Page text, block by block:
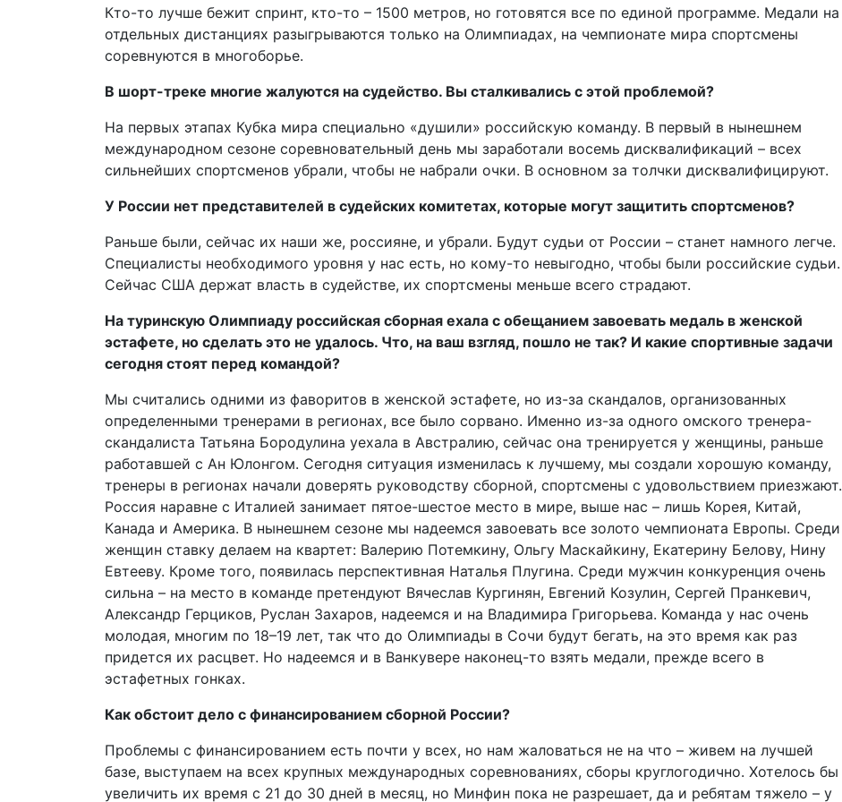
Кто-то лучше бежит спринт, кто-то – 1500 метров, но готовятся все по единой программе. Медали на
отдельных дистанциях разыгрываются только на Олимпиадах, на чемпионате мира спортсмены
соревнуются в многоборье.
В шорт-треке многие жалуются на судейство. Вы сталкивались с этой проблемой?
На первых этапах Кубка мира специально «душили» российскую команду. В первый в нынешнем
международном сезоне соревновательный день мы заработали восемь дисквалификаций – всех
сильнейших спортсменов убрали, чтобы не набрали очки. В основном за толчки дисквалифицируют.
У России нет представителей в судейских комитетах, которые могут защитить спортсменов?
Раньше были, сейчас их наши же, россияне, и убрали. Будут судьи от России – станет намного легче.
Специалисты необходимого уровня у нас есть, но кому-то невыгодно, чтобы были российские судьи.
Сейчас США держат власть в судействе, их спортсмены меньше всего страдают.
На туринскую Олимпиаду российская сборная ехала с обещанием завоевать медаль в женской
эстафете, но сделать это не удалось. Что, на ваш взгляд, пошло не так? И какие спортивные задачи
сегодня стоят перед командой?
Мы считались одними из фаворитов в женской эстафете, но из-за скандалов, организованных
определенными тренерами в регионах, все было сорвано. Именно из-за одного омского тренера-
скандалиста Татьяна Бородулина уехала в Австралию, сейчас она тренируется у женщины, раньше
работавшей с Ан Юлонгом. Сегодня ситуация изменилась к лучшему, мы создали хорошую команду,
тренеры в регионах начали доверять руководству сборной, спортсмены с удовольствием приезжают.
Россия наравне с Италией занимает пятое-шестое место в мире, выше нас – лишь Корея, Китай,
Канада и Америка. В нынешнем сезоне мы надеемся завоевать все золото чемпионата Европы. Среди
женщин ставку делаем на квартет: Валерию Потемкину, Ольгу Маскайкину, Екатерину Белову, Нину
Евтееву. Кроме того, появилась перспективная Наталья Плугина. Среди мужчин конкуренция очень
сильна – на место в команде претендуют Вячеслав Кургинян, Евгений Козулин, Сергей Пранкевич,
Александр Герциков, Руслан Захаров, надеемся и на Владимира Григорьева. Команда у нас очень
молодая, многим по 18–19 лет, так что до Олимпиады в Сочи будут бегать, на это время как раз
придется их расцвет. Но надеемся и в Ванкувере наконец-то взять медали, прежде всего в
эстафетных гонках.
Как обстоит дело с финансированием сборной России?
Проблемы с финансированием есть почти у всех, но нам жаловаться не на что – живем на лучшей
базе, выступаем на всех крупных международных соревнованиях, сборы круглогодично. Хотелось бы
увеличить их время с 21 до 30 дней в месяц, но Минфин пока не разрешает, да и ребятам тяжело – у